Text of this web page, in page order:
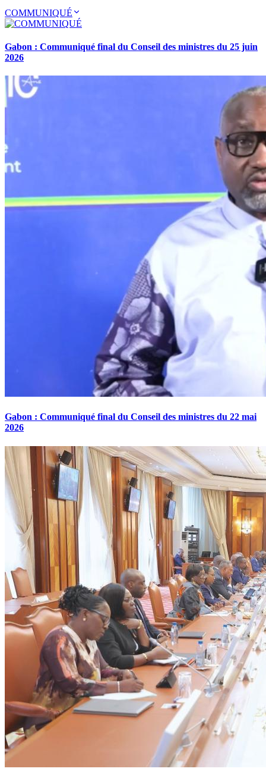
COMMUNIQUÉ
Gabon : Communiqué final du Conseil des ministres du 25 juin
2026
Gabon : Communiqué final du Conseil des ministres du 22 mai
2026